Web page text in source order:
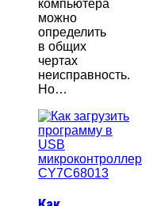
компьютера
можно
определить
в общих
чертах
неисправность.
Но…